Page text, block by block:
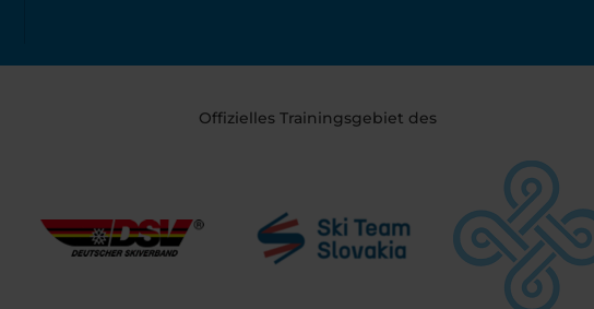
Offizielles Trainingsgebiet des